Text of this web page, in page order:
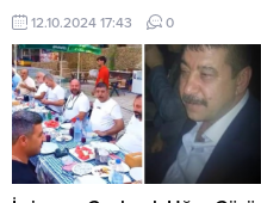
haber sunucusunu seçmek üzere
hazırlıklarımıza başladık.
Geçtiğimiz yıllarda, ödülümüzü
başarılı haber sunucusu İsmail
Küçükkaya’ya takdim etmiştik.
Ona Adana Ceyhan’ın
efsanelerinden ilham alarak
hazırlanan ejderha figürlü özel bir
12.10.2024 17:43 0